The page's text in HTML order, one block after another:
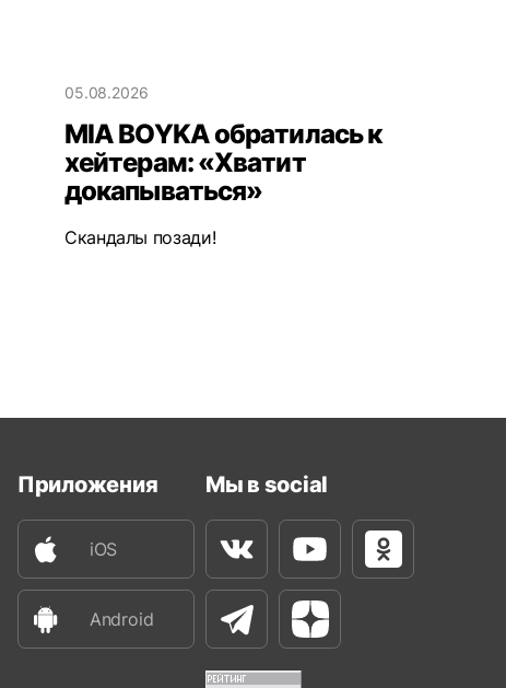
05.08.2026
MIA BOYKA обратилась к
хейтерам: «Хватит
докапываться»
Скандалы позади!
Приложения
iOS
Android
Мы в social
ВконтактеYoutube
ТелеграмЯндекс Дзен